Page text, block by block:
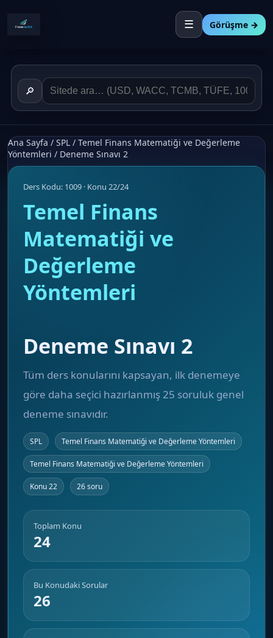
☰ Görüşme →
🔎
Ana Sayfa / SPL / Temel Finans Matematiği ve Değerleme
Yöntemleri / Deneme Sınavı 2
Ders Kodu: 1009 · Konu 22/24
Temel Finans
Matematiği ve
Değerleme
Yöntemleri
Deneme Sınavı 2
Tüm ders konularını kapsayan, ilk denemeye
göre daha seçici hazırlanmış 25 soruluk genel
deneme sınavıdır.
SPL Temel Finans Matematiği ve Değerleme Yöntemleri
Temel Finans Matematiği ve Değerleme Yöntemleri
Konu 22 26 soru
Toplam Konu
24
Bu Konudaki Sorular
26